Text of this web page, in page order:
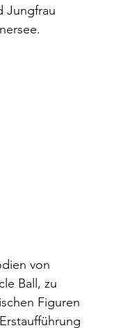
Jungfrau
Ball, zu
Figuren